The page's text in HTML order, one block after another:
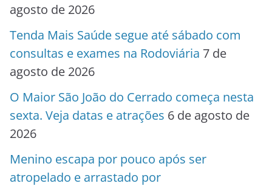
agosto de 2026
Tenda Mais Saúde segue até sábado com
consultas e exames na Rodoviária 7 de
agosto de 2026
O Maior São João do Cerrado começa nesta
sexta. Veja datas e atrações 6 de agosto de
2026
Menino escapa por pouco após ser
atropelado e arrastado por